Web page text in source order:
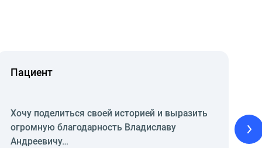
Пациент
Хочу поделиться своей историей и выразить
огромную благодарность Владиславу
Андреевичу…